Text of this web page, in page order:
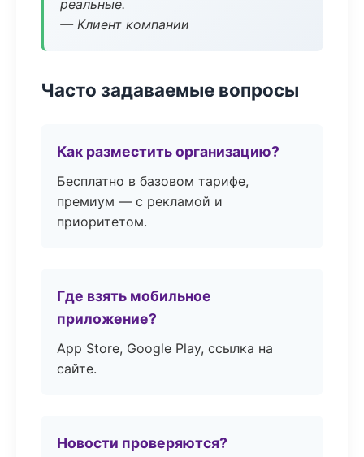
реальные.
— Клиент компании
Часто задаваемые вопросы
Как разместить организацию?
Бесплатно в базовом тарифе,
премиум — с рекламой и
приоритетом.
Где взять мобильное
приложение?
App Store, Google Play, ссылка на
сайте.
Новости проверяются?